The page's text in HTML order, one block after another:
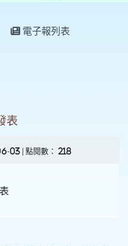
電子報列表
表
03 | 點閱數： 218